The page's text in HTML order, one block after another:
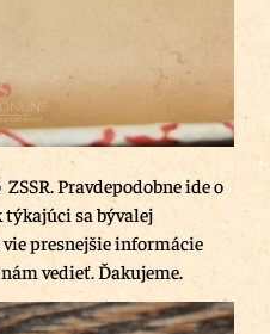
Pravdepodobne ide o
týkajúci sa bývalej
presnejšie informácie
vedieť. Ďakujeme.